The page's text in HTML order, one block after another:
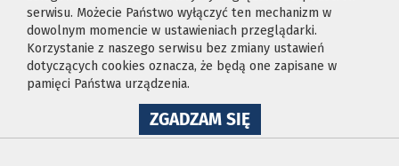
serwisu. Możecie Państwo wyłączyć ten mechanizm w
dowolnym momencie w ustawieniach przeglądarki.
Korzystanie z naszego serwisu bez zmiany ustawień
dotyczących cookies oznacza, że będą one zapisane w
pamięci Państwa urządzenia.
ZGADZAM SIĘNA
WYKORZYSTANIE